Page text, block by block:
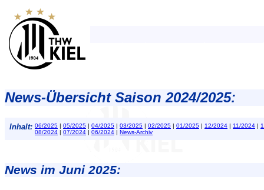
News-Übersicht Saison 2024/2025:
Inhalt: 06/2025 | 05/2025 | 04/2025 | 03/2025 | 02/2025 | 01/2025 | 12/2024 | 11/2024 |
08/2024 | 07/2024 | 06/2024 | News-Archiv
News im Juni 2025: